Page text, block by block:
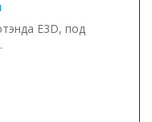
E3D, под